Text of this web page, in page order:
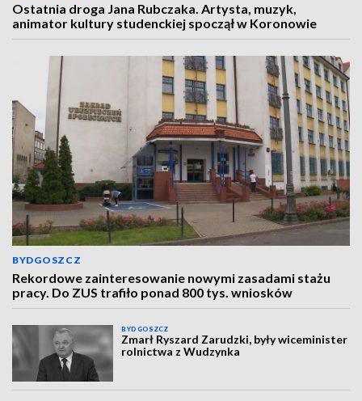
Ostatnia droga Jana Rubczaka. Artysta, muzyk,
animator kultury studenckiej spoczął w Koronowie
BYDGOSZCZ
Rekordowe zainteresowanie nowymi zasadami stażu
pracy. Do ZUS trafiło ponad 800 tys. wniosków
BYDGOSZCZ
Zmarł Ryszard Zarudzki, były wiceminister
rolnictwa z Wudzynka